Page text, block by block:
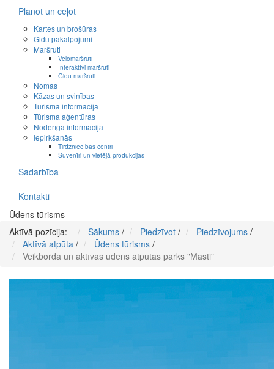
Plānot un ceļot
Kartes un brošūras
Gidu pakalpojumi
Maršruti
Velomaršruti
Interaktīvi maršruti
Gidu maršruti
Nomas
Kāzas un svinības
Tūrisma informācija
Tūrisma aģentūras
Noderīga informācija
Iepirkšanās
Tirdzniecības centri
Suvenīri un vietējā produkcijas
Sadarbība
Kontakti
Ūdens tūrisms
Aktīvā pozīcija:
Sākums / Piedzīvot / Piedzīvojums /
Aktīvā atpūta / Ūdens tūrisms /
Veikborda un aktīvās ūdens atpūtas parks "Masti"